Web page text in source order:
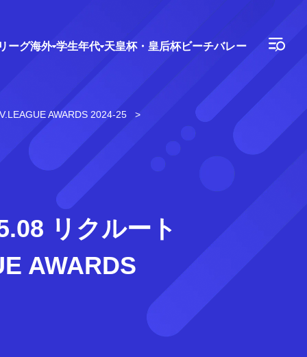
ーグ海外 学生年代 天皇杯・皇后杯ビーチバレー
AWARDS 2024-25
リクルート
AWARDS